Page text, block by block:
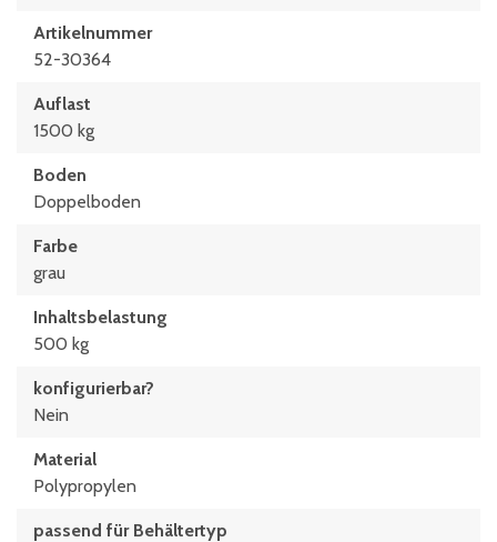
725 mm
800 mm
2080 mm
Artikelnummer
52-30364
Auflast
1500 kg
Boden
Doppelboden
Farbe
grau
Inhaltsbelastung
500 kg
konfigurierbar?
Nein
Material
Polypropylen
passend für Behältertyp